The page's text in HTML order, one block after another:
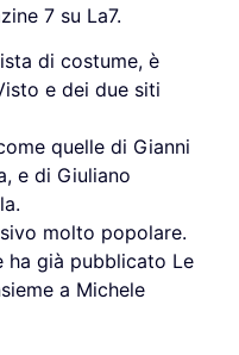
7 su La7.
di costume, è
e dei due siti
quelle di Gianni
e di Giuliano
molto popolare.
ha già pubblicato Le
a Michele